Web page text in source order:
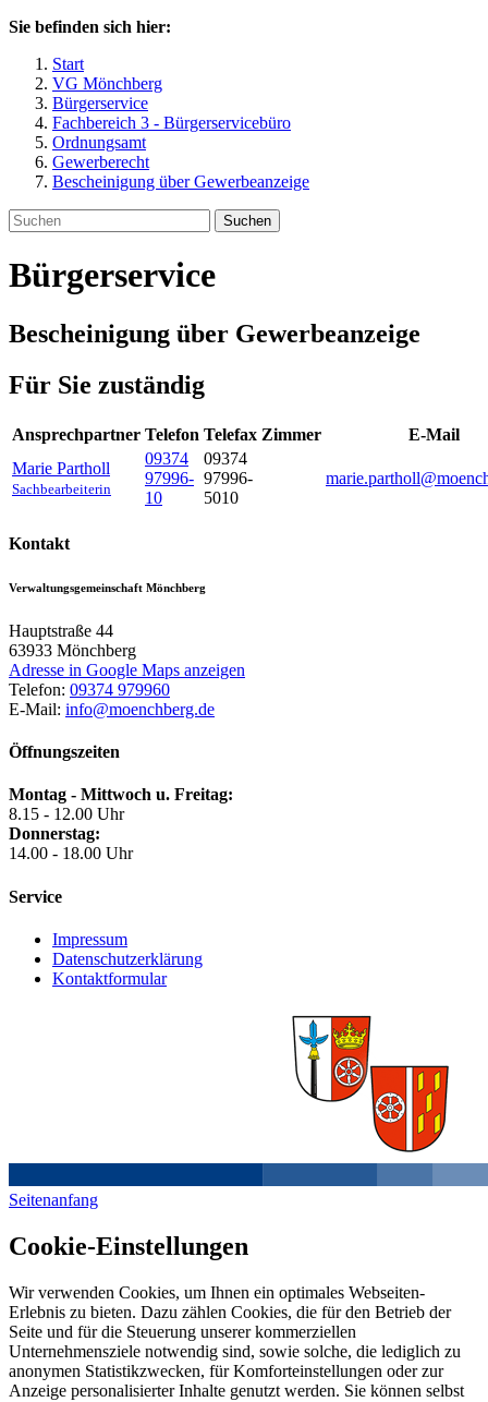
Sie befinden sich hier:
Start
VG Mönchberg
Bürgerservice
Fachbereich 3 - Bürgerservicebüro
Ordnungsamt
Gewerberecht
Bescheinigung über Gewerbeanzeige
Suchen
Bürgerservice
Bescheinigung über Gewerbeanzeige
Für Sie zuständig
Ansprechpartner Telefon Telefax Zimmer
E-Mail
Marie Partholl
Sachbearbeiterin
09374
97996-
10
09374
97996-
5010
Kontakt
Verwaltungsgemeinschaft Mönchberg
Hauptstraße 44
63933 Mönchberg
Adresse in Google Maps anzeigen
Telefon: 09374 979960
E-Mail: info@moenchberg.de
Öffnungszeiten
Montag - Mittwoch u. Freitag:
8.15 - 12.00 Uhr
Donnerstag:
14.00 - 18.00 Uhr
Service
Impressum
Datenschutzerklärung
Kontaktformular
Seitenanfang
Cookie-Einstellungen
Wir verwenden Cookies, um Ihnen ein optimales Webseiten-
Erlebnis zu bieten. Dazu zählen Cookies, die für den Betrieb der
Seite und für die Steuerung unserer kommerziellen
Unternehmensziele notwendig sind, sowie solche, die lediglich zu
anonymen Statistikzwecken, für Komforteinstellungen oder zur
Anzeige personalisierter Inhalte genutzt werden. Sie können selbst